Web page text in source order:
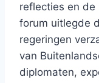
reflecties en
forum uitlegde
regeringen
van
diplomaten,